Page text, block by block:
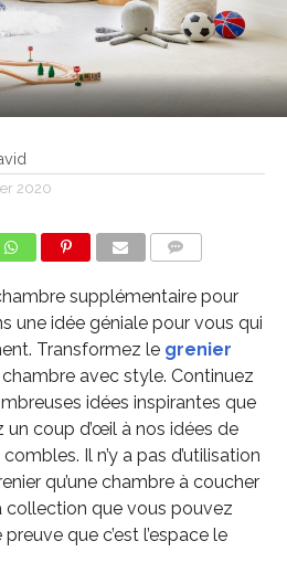
2020
supplémentaire pour
une idée géniale pour vous qui
Transformez le grenier
avec style. Continuez
idées inspirantes que
un coup d’œil à nos idées de
Il n’y a pas d’utilisation
qu’une chambre à coucher
collection que vous pouvez
que c’est l’espace le